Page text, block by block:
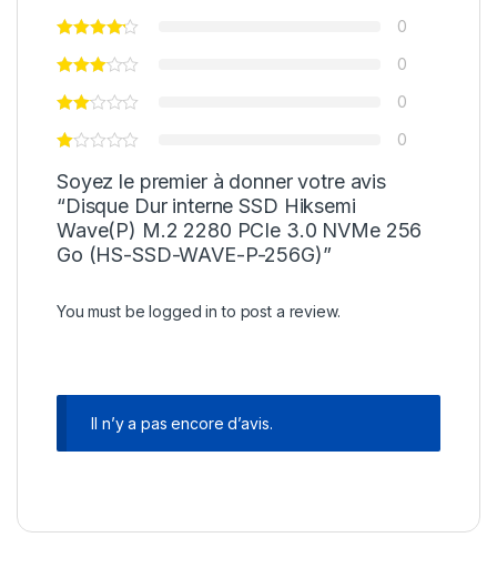
0
0
0
0
Soyez le premier à donner votre avis
“Disque Dur interne SSD Hiksemi
Wave(P) M.2 2280 PCIe 3.0 NVMe 256
Go (HS-SSD-WAVE-P-256G)”
You must be logged in to post a review.
Il n’y a pas encore d’avis.